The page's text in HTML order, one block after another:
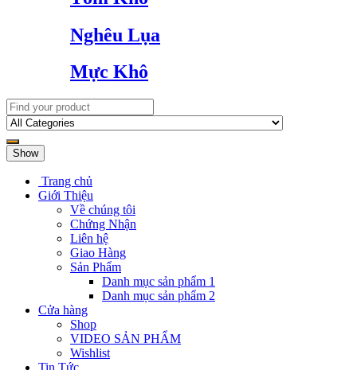
Nghêu Lụa
Mực Khô
Show
Trang chủ
Giới Thiệu
Về chúng tôi
Chứng Nhận
Liên hệ
Giao Hàng
Sản Phẩm
Danh mục sản phẩm 1
Danh mục sản phẩm 2
Cửa hàng
Shop
VIDEO SẢN PHẨM
Wishlist